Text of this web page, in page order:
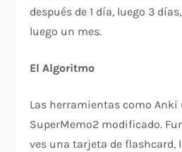
después de 1 día, luego 3
luego un mes.
El Algoritmo
Las herramientas como
SuperMemo2 modificado.
ves una tarjeta de flashcard,